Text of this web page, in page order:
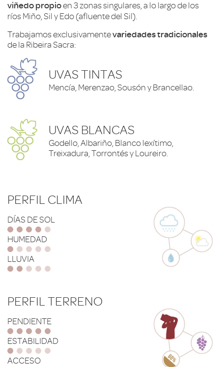
viñedo propioen 3 zonas singulares, a lo largo de los
ríos Miño, Sil y Edo (afluente del Sil).
Trabajamos exclusivamentevariedades tradicionales
de la Ribeira Sacra:
UVAS TINTAS
Mencía, Merenzao, Sousón y Brancellao.
UVAS BLANCAS
Godello, Albariño, Blanco lexítimo,
Treixadura, Torrontés y Loureiro.
PERFIL CLIMA
DÍAS DE SOL
HUMEDAD
LLUVIA
PERFIL TERRENO
PENDIENTE
ESTABILIDAD
ACCESO